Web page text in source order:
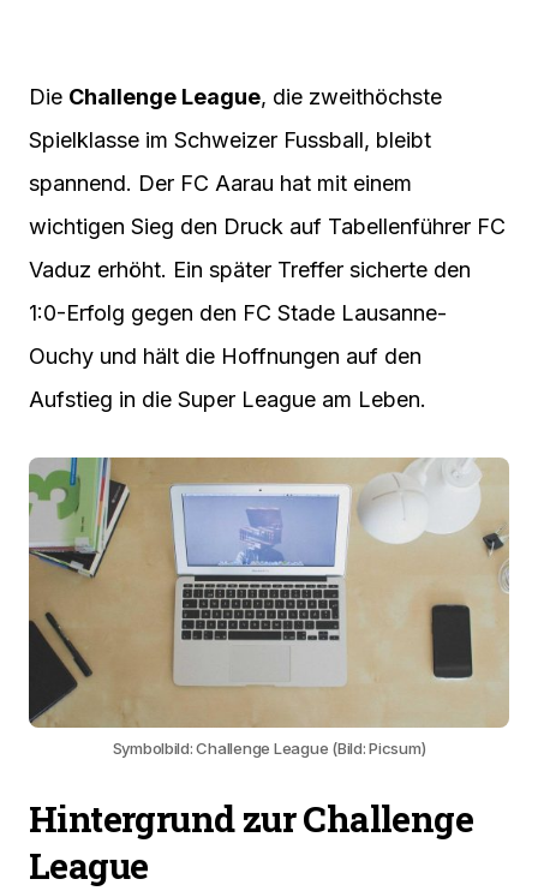
Die Challenge League, die zweithöchste
Spielklasse im Schweizer Fussball, bleibt
spannend. Der FC Aarau hat mit einem
wichtigen Sieg den Druck auf Tabellenführer FC
Vaduz erhöht. Ein später Treffer sicherte den
1:0-Erfolg gegen den FC Stade Lausanne-
Ouchy und hält die Hoffnungen auf den
Aufstieg in die Super League am Leben.
Symbolbild: Challenge League (Bild: Picsum)
Hintergrund zur Challenge
League